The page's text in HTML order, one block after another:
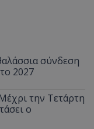
σύνδεση
2027
την Τετάρτη
ο